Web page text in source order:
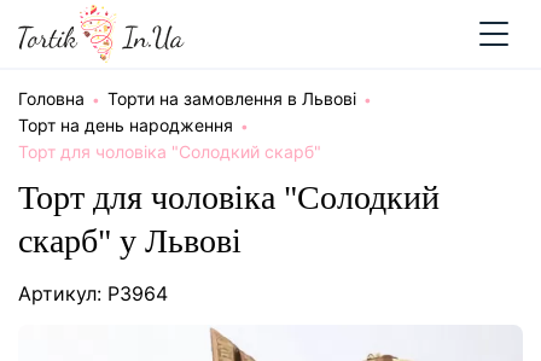
Головна
Торти на замовлення в Львові
Торт на день народження
Торт для чоловіка "Солодкий скарб"
Торт для чоловіка "Солодкий
скарб" у Львові
Артикул: P3964